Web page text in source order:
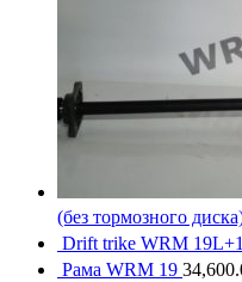
(без тормозного
Drift trike WRM 19L+1
Рама WRM 19